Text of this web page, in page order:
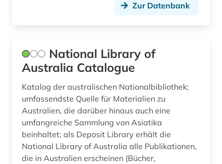
geschichtsschreibung (1)
gesellschaft (2)
golfregion (1)
graf-luxburg-museum (1)
grammatik (1)
graue literatur (1)
Zur Datenbank
National Library of
Australia Catalogue
Katalog der australischen Nationalbibliothek;
umfassendste Quelle für Materialien zu
Australien, die darüber hinaus auch eine
umfangreiche Sammlung von Asiatika
beinhaltet; als Deposit Library erhält die
National Library of Australia alle Publikationen,
die in Australien erscheinen (Bücher,